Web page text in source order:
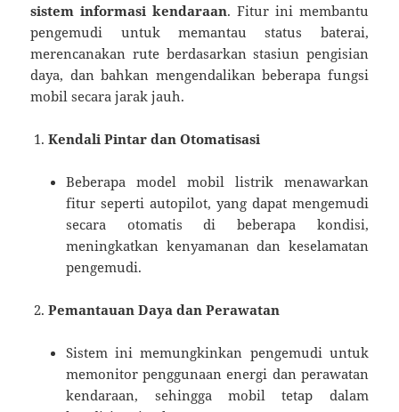
sistem informasi kendaraan. Fitur ini membantu
pengemudi untuk memantau status baterai,
merencanakan rute berdasarkan stasiun pengisian
daya, dan bahkan mengendalikan beberapa fungsi
mobil secara jarak jauh.
Kendali Pintar dan Otomatisasi
Beberapa model mobil listrik menawarkan
fitur seperti autopilot, yang dapat mengemudi
secara otomatis di beberapa kondisi,
meningkatkan kenyamanan dan keselamatan
pengemudi.
Pemantauan Daya dan Perawatan
Sistem ini memungkinkan pengemudi untuk
memonitor penggunaan energi dan perawatan
kendaraan, sehingga mobil tetap dalam